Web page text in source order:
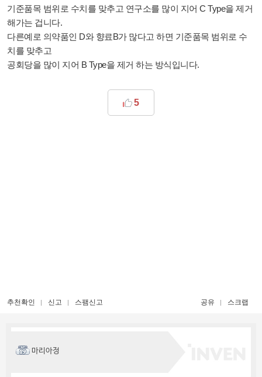
기준품목 범위로 수치를 맞추고 연구소를 많이 지어 C Type을 제거
해가는 겁니다.
다른예로 의약품인 D와 향료B가 많다고 하면 기준품목 범위로 수
치를 맞추고
공회당을 많이 지어 B Type을 제거 하는 방식입니다.
5
추천확인 신고 스팸신고 공유 스크랩
마리아정